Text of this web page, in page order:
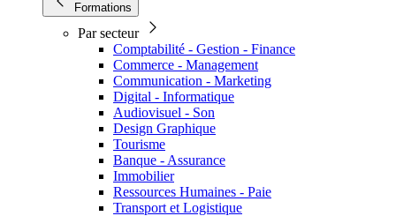
Formations
Par secteur
Comptabilité - Gestion - Finance
Commerce - Management
Communication - Marketing
Digital - Informatique
Audiovisuel - Son
Design Graphique
Tourisme
Banque - Assurance
Immobilier
Ressources Humaines - Paie
Transport et Logistique